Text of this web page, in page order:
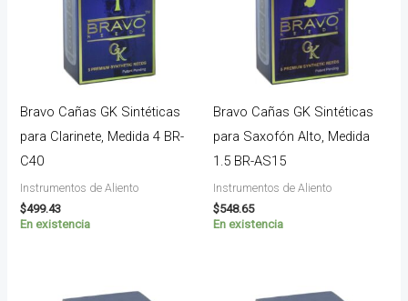
Bravo Cañas GK Sintéticas
para Clarinete, Medida 4 BR-
C40
Instrumentos de Aliento
$499.43
En existencia
Bravo Cañas GK Sintéticas
para Saxofón Alto, Medida
1.5 BR-AS15
Instrumentos de Aliento
$548.65
En existencia